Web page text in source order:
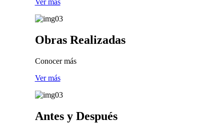
Ver más
Obras Realizadas
Conocer más
Ver más
Antes y Después